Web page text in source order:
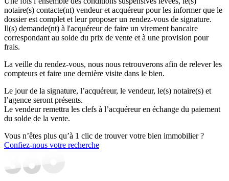
notaire(s) contacte(nt) vendeur et acquéreur pour les informer que le
dossier est complet et leur proposer un rendez-vous de signature.
Il(s) demande(nt) à l'acquéreur de faire un virement bancaire
correspondant au solde du prix de vente et à une provision pour
frais.
La veille du rendez-vous, nous nous retrouverons afin de relever les
compteurs et faire une dernière visite dans le bien.
Le jour de la signature, l’acquéreur, le vendeur, le(s) notaire(s) et
l’agence seront présents.
Le vendeur remettra les clefs à l’acquéreur en échange du paiement
du solde de la vente.
Vous n’êtes plus qu’à 1 clic de trouver votre bien immobilier ?
Confiez-nous votre recherche